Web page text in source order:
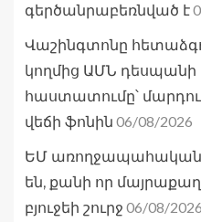
գերծանրաբեռնված է
Վաշինգտոնը
կողմից ԱՄՆ դեսպանի
հաստատումը՝ մարդու
վեճի ֆոնին 06/08/2026
ԵՄ առողջապահական
են, քանի որ
բյուջեի շուրջ 06/08/2026